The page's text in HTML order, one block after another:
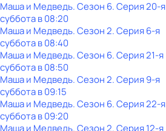
Маша и Медведь. Сезон 6. Серия 20-я
субботав08:20
Маша и Медведь. Сезон 2. Серия 6-я
субботав08:40
Маша и Медведь. Сезон 6. Серия 21-я
субботав08:50
Маша и Медведь. Сезон 2. Серия 9-я
субботав09:15
Маша и Медведь. Сезон 6. Серия 22-я
субботав09:20
Маша и Медведь. Сезон 2. Серия 12-я